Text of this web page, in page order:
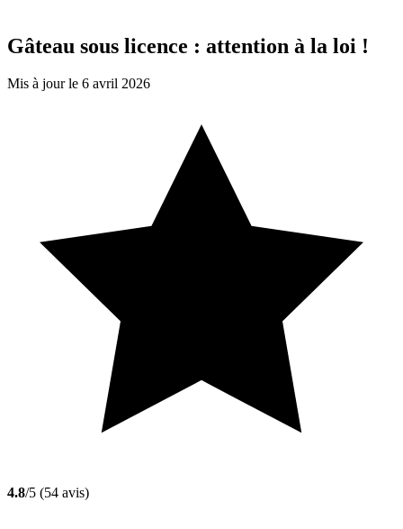
Gâteau sous licence : attention à la loi !
Mis à jour le 6 avril 2026
4.8/5 (54 avis)